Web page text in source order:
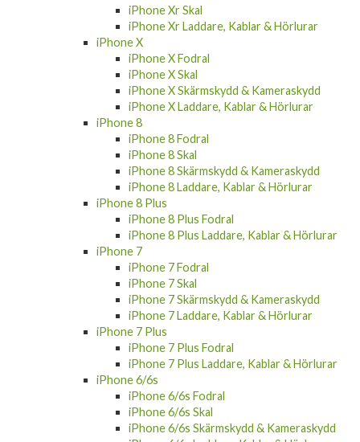
iPhone Xr Skal
iPhone Xr Laddare, Kablar & Hörlurar
iPhone X
iPhone X Fodral
iPhone X Skal
iPhone X Skärmskydd & Kameraskydd
iPhone X Laddare, Kablar & Hörlurar
iPhone 8
iPhone 8 Fodral
iPhone 8 Skal
iPhone 8 Skärmskydd & Kameraskydd
iPhone 8 Laddare, Kablar & Hörlurar
iPhone 8 Plus
iPhone 8 Plus Fodral
iPhone 8 Plus Laddare, Kablar & Hörlurar
iPhone 7
iPhone 7 Fodral
iPhone 7 Skal
iPhone 7 Skärmskydd & Kameraskydd
iPhone 7 Laddare, Kablar & Hörlurar
iPhone 7 Plus
iPhone 7 Plus Fodral
iPhone 7 Plus Laddare, Kablar & Hörlurar
iPhone 6/6s
iPhone 6/6s Fodral
iPhone 6/6s Skal
iPhone 6/6s Skärmskydd & Kameraskydd